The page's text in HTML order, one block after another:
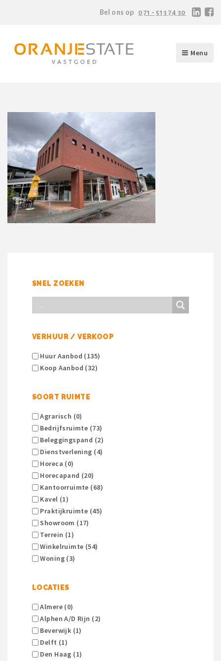
Bel ons op 071 - 513 74 30
Menu
SNEL ZOEKEN
VERHUUR / VERKOOP
Huur Aanbod (135)
Koop Aanbod (32)
SOORT RUIMTE
Agrarisch (0)
Bedrijfsruimte (73)
Beleggingspand (2)
Dienstverlening (4)
Horeca (0)
Horecapand (20)
Kantoorruimte (68)
Kavel (1)
Praktijkruimte (45)
Showroom (17)
Terrein (1)
Winkelruimte (54)
Woning (3)
LOCATIES
Almere (0)
Alphen A/d Rijn (2)
Beverwijk (1)
Delft (1)
Den Haag (1)